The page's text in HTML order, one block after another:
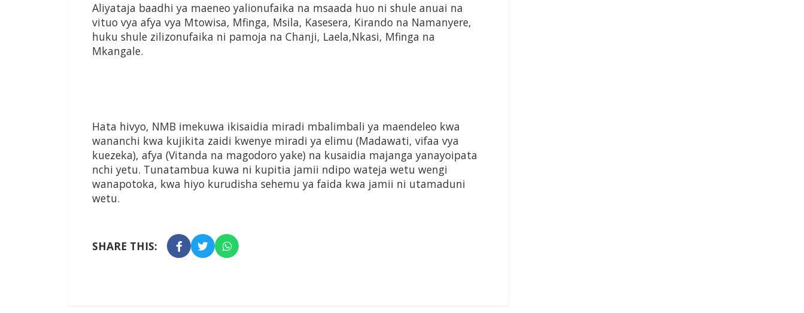
Aliyataja baadhi ya maeneo yalionufaika na msaada huo ni shule anuai na
vituo vya afya vya Mtowisa, Mfinga, Msila, Kasesera, Kirando na Namanyere,
huku shule zilizonufaika ni pamoja na Chanji, Laela,Nkasi, Mfinga na
Mkangale.
Hata hivyo, NMB imekuwa ikisaidia miradi mbalimbali ya maendeleo kwa
wananchi kwa kujikita zaidi kwenye miradi ya elimu (Madawati, vifaa vya
kuezeka), afya (Vitanda na magodoro yake) na kusaidia majanga yanayoipata
nchi yetu. Tunatambua kuwa ni kupitia jamii ndipo wateja wetu wengi
wanapotoka, kwa hiyo kurudisha sehemu ya faida kwa jamii ni utamaduni
wetu.
SHARE THIS: